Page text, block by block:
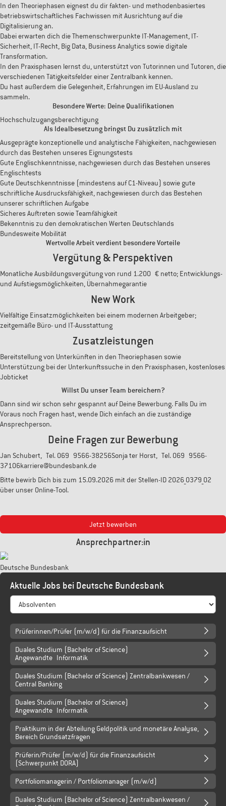
In den Theoriephasen eignest du dir fakten- und methodenbasiertes
betriebswirtschaftliches Fachwissen mit Ausrichtung auf die
Digitalisierung an.
Dabei erwarten dich die Themenschwerpunkte IT-Management, IT-
Sicherheit, IT-Recht, Big Data, Business Analytics sowie digitale
Transformation.
In den Praxisphasen lernst du, unterstützt von Tutorinnen und Tutoren, die
verschiedenen Tätigkeitsfelder einer Zentralbank kennen.
Du hast außerdem die Gelegenheit, Erfahrungen im EU-Ausland zu
sammeln.
Besondere Werte: Deine Qualifikationen
Hochschulzugangsberechtigung
Als Idealbesetzung bringst Du zusätzlich mit
Ausgeprägte konzeptionelle und analytische Fähigkeiten, nachgewiesen
durch das Bestehen unseres Eignungstests
Gute Englischkenntnisse, nachgewiesen durch das Bestehen unseres
Englischtests
Gute Deutschkenntnisse (mindestens auf C1-Niveau) sowie gute
schriftliche Ausdrucksfähigkeit, nachgewiesen durch das Bestehen
unserer schriftlichen Aufgabe
Sicheres Auftreten sowie Teamfähigkeit
Bekenntnis zu den demokratischen Werten Deutschlands
Bundesweite Mobilität
Wertvolle Arbeit verdient besondere Vorteile
Vergütung & Perspektiven
Monatliche Ausbildungsvergütung von rund 1.200 € netto; Entwicklungs-
und Aufstiegsmöglichkeiten, Übernahmegarantie
New Work
Vielfältige Einsatzmöglichkeiten bei einem modernen Arbeitgeber;
zeitgemäße Büro- und IT-Ausstattung
Zusatzleistungen
Bereitstellung von Unterkünften in den Theoriephasen sowie
Unterstützung bei der Unterkunftssuche in den Praxisphasen, kostenloses
Jobticket
Willst Du unser Team bereichern?
Dann sind wir schon sehr gespannt auf Deine Bewerbung. Falls Du im
Voraus noch Fragen hast, wende Dich einfach an die zuständige
Ansprechperson.
Deine Fragen zur Bewerbung
Jan Schubert, Tel. 069 9566-38256Sonja ter Horst, Tel. 069 9566-
37106karriere@bundesbank.de
Bitte bewirb Dich bis zum 15.09.2026 mit der Stellen-ID 2026_0379_02
über unser Online-Tool.
Jetzt bewerben
Ansprechpartner:in
Deutsche Bundesbank
Aktuelle Jobs bei Deutsche Bundesbank
Prüferinnen/Prüfer (m/w/d) für die Finanzaufsicht
Duales Studium (Bachelor of Science)
Angewandte Informatik
Duales Studium (Bachelor of Science) Zentralbankwesen /
Central Banking
Duales Studium (Bachelor of Science)
Angewandte Informatik
Praktikum in der Abteilung Geldpolitik und monetäre Analyse,
Bereich Grundsatzfragen
Prüferin/Prüfer (m/w/d) für die Finanzaufsicht
(Schwerpunkt DORA)
Portfoliomanagerin / Portfoliomanager (m/w/d)
Duales Studium (Bachelor of Science) Zentralbankwesen /